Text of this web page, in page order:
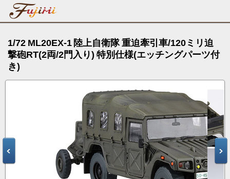
1/72 ML20EX-1 陸上自衛隊 重迫牽引車/120ミリ迫
撃砲RT(2両/2門入り) 特別仕様(エッチングパーツ付
き)